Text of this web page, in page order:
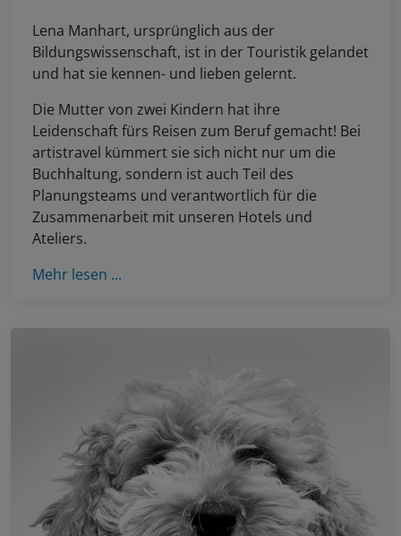
Lena Manhart, ursprünglich aus der
Bildungswissenschaft, ist in der Touristik gelandet
und hat sie kennen- und lieben gelernt.
Die Mutter von zwei Kindern hat ihre
Leidenschaft fürs Reisen zum Beruf gemacht! Bei
artistravel kümmert sie sich nicht nur um die
Buchhaltung, sondern ist auch Teil des
Planungsteams und verantwortlich für die
Zusammenarbeit mit unseren Hotels und
Ateliers.
Mehr lesen ...